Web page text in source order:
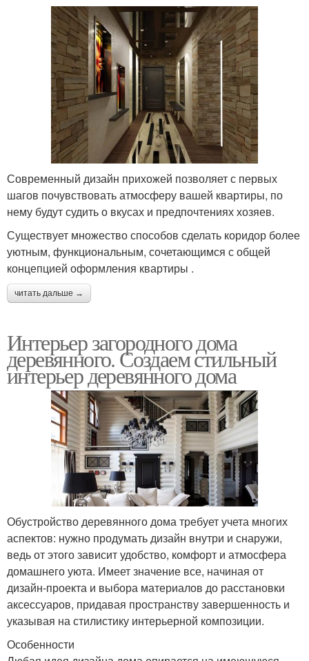
Современный дизайн прихожей позволяет с первых
шагов почувствовать атмосферу вашей квартиры, по
нему будут судить о вкусах и предпочтениях хозяев.
Существует множество способов сделать коридор более
уютным, функциональным, сочетающимся с общей
концепцией оформления квартиры .
читать дальше →
Интерьер загородного дома
деревянного. Создаем стильный
интерьер деревянного дома
Обустройство деревянного дома требует учета многих
аспектов: нужно продумать дизайн внутри и снаружи,
ведь от этого зависит удобство, комфорт и атмосфера
домашнего уюта. Имеет значение все, начиная от
дизайн-проекта и выбора материалов до расстановки
аксессуаров, придавая пространству завершенность и
указывая на стилистику интерьерной композиции.
Особенности